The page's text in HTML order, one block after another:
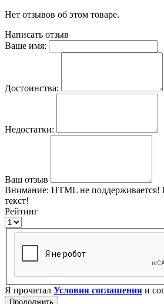
Нет отзывов об этом товаре.
Написать отзыв
Ваше имя:
Достоинства:
Недостатки:
Ваш отзыв
Внимание: HTML не
текст!
Рейтинг
Я прочитал Условия соглашения и
Продолжить